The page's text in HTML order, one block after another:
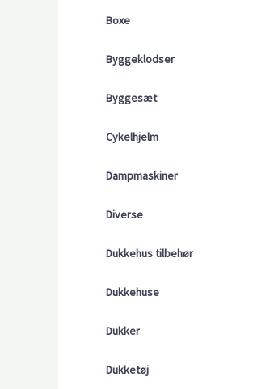
Boxe
Byggeklodser
Byggesæt
Cykelhjelm
Dampmaskiner
Diverse
Dukkehus tilbehør
Dukkehuse
Dukker
Dukketøj